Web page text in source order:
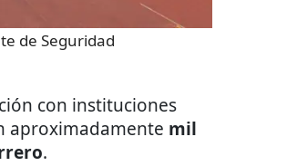
de Seguridad
con instituciones
aproximadamente mil
.